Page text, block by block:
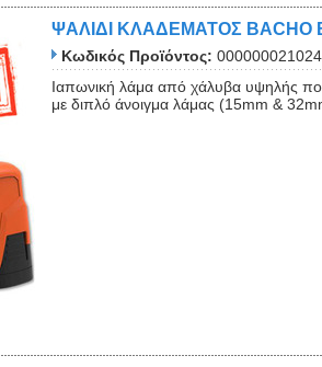
ΨΑΛΙΔΙ ΚΛΑΔΕΜΑΤΟΣ
Κωδικός Προϊόντος: 000000021024
Ιαπωνική λάμα από χάλυβα υψηλής
με διπλό άνοιγμα λάμας (15mm &